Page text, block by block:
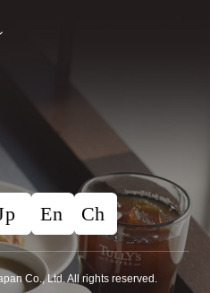
Co., Ltd. All rights reserved.